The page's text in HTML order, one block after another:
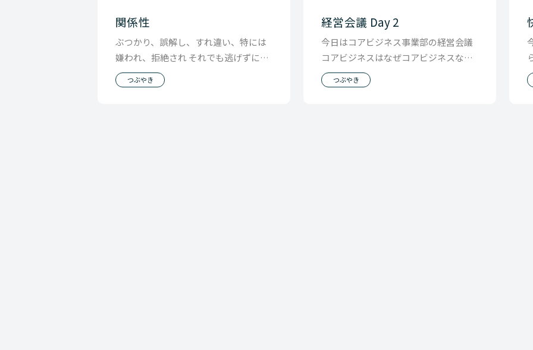
関係性
ぶつかり、誤解し、すれ違い、特には
嫌われ、拒絶され それでも逃げずに関
係の場に立ち続けること。 関係性が太
くなるのは、そ
つぶやき
経営会議 Day 2
今日はコアビジネス事業部の経営会議
コアビジネスはなぜコアビジネスなの
かという 問いからセッションはスター
トでした。 も
つぶやき